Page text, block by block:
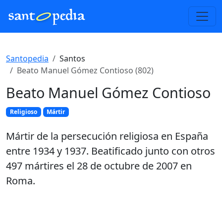
Santopedia
Santos
Beato Manuel Gómez Contioso (802)
Beato Manuel Gómez Contioso
Religioso Mártir
Mártir de la persecución religiosa en España
entre 1934 y 1937. Beatificado junto con otros
497 mártires el 28 de octubre de 2007 en
Roma.